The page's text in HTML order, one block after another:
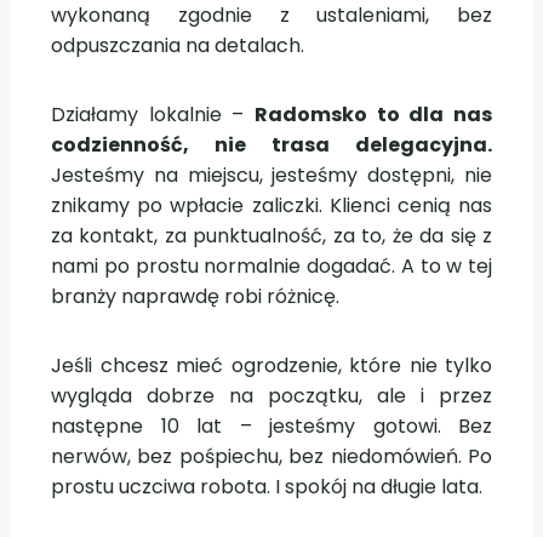
wykonaną zgodnie z ustaleniami, bez
odpuszczania na detalach.
Działamy lokalnie – Radomsko to dla nas
codzienność, nie trasa delegacyjna.
Jesteśmy na miejscu, jesteśmy dostępni, nie
znikamy po wpłacie zaliczki. Klienci cenią nas
za kontakt, za punktualność, za to, że da się z
nami po prostu normalnie dogadać. A to w tej
branży naprawdę robi różnicę.
Jeśli chcesz mieć ogrodzenie, które nie tylko
wygląda dobrze na początku, ale i przez
następne 10 lat – jesteśmy gotowi. Bez
nerwów, bez pośpiechu, bez niedomówień. Po
prostu uczciwa robota. I spokój na długie lata.